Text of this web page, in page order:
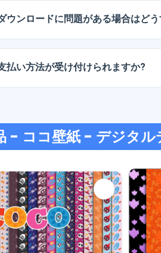
ウンロードに問題がある場合はど
払い方法が受け付けられますか?
- ココ壁紙 - デジタル